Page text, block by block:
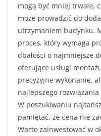
mogą być mniej trwałe,
może prowadzić do
utrzymaniem budynku.
proces, który wymaga
dbałości o najmniejsze
oferujące usługi
precyzyjne wykonanie,
najlepszego
W poszukiwaniu
pamiętać, że cena nie
Warto zainwestować w